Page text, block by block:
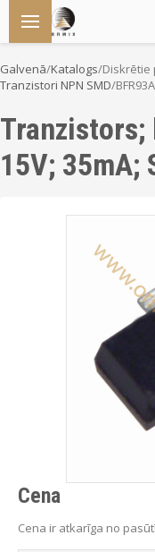
Galvenā/Katalogs/Diskrētie
Tranzistori NPN SMD/
Tranzistors;
15V; 35mA;
Cena
Cena ir atkarīga no